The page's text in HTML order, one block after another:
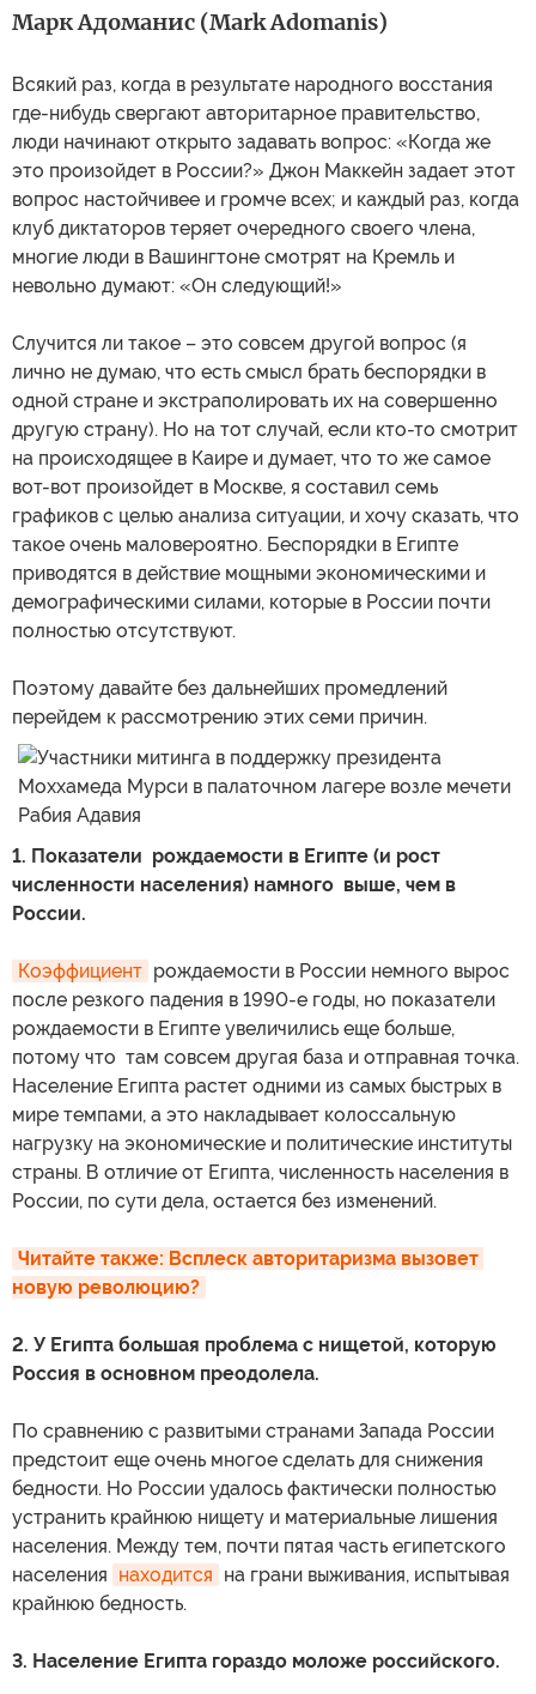
Марк Адоманис (Mark Adomanis)
Всякий раз, когда в результате народного восстания
где-нибудь свергают авторитарное правительство,
люди начинают открыто задавать вопрос: «Когда же
это произойдет в России?» Джон Маккейн задает этот
вопрос настойчивее и громче всех; и каждый раз, когда
клуб диктаторов теряет очередного своего члена,
многие люди в Вашингтоне смотрят на Кремль и
невольно думают: «Он следующий!»
Случится ли такое – это совсем другой вопрос (я
лично не думаю, что есть смысл брать беспорядки в
одной стране и экстраполировать их на совершенно
другую страну). Но на тот случай, если кто-то смотрит
на происходящее в Каире и думает, что то же самое
вот-вот произойдет в Москве, я составил семь
графиков с целью анализа ситуации, и хочу сказать, что
такое очень маловероятно. Беспорядки в Египте
приводятся в действие мощными экономическими и
демографическими силами, которые в России почти
полностью отсутствуют.
Поэтому давайте без дальнейших промедлений
перейдем к рассмотрению этих семи причин.
1. Показатели рождаемости в Египте (и рост
численности населения) намного выше, чем в
России.
Коэффициент рождаемости в России немного вырос
после резкого падения в 1990-е годы, но показатели
рождаемости в Египте увеличились еще больше,
потому что там совсем другая база и отправная точка.
Население Египта растет одними из самых быстрых в
мире темпами, а это накладывает колоссальную
нагрузку на экономические и политические институты
страны. В отличие от Египта, численность населения в
России, по сути дела, остается без изменений.
Читайте также: Всплеск авторитаризма вызовет
новую революцию?
2. У Египта большая проблема с нищетой, которую
Россия в основном преодолела.
По сравнению с развитыми странами Запада России
предстоит еще очень многое сделать для снижения
бедности. Но России удалось фактически полностью
устранить крайнюю нищету и материальные лишения
населения. Между тем, почти пятая часть египетского
населения находится на грани выживания, испытывая
крайнюю бедность.
3. Население Египта гораздо моложе российского.